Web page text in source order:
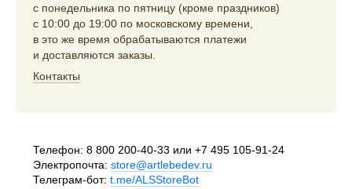
с понедельника по пятницу (кроме праздников)
с 10:00 до 19:00 по московскому времени,
в это же время обрабатываются платежи
и доставляются заказы.
Контакты
Телефон: 8 800 200-40-33 или +7 495 105-91-24
Электропочта: store@artlebedev.ru
Телеграм-бот: t.me/ALSStoreBot